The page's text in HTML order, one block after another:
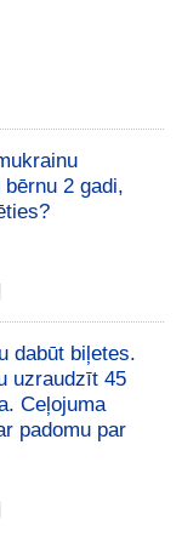
2 gadi,
dabūt biļetes.
uzraudzīt 45
Ceļojuma
padomu par